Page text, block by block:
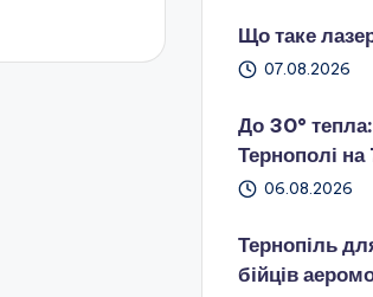
Що таке
07.08.2026
До 30°
Тернополі на
06.08.2026
Тернопіль
бійців